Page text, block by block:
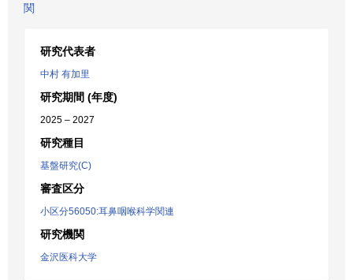
関
研究代表者
中村 有加里
研究期間 (年度)
2025 – 2027
研究種目
基盤研究(C)
審査区分
小区分56050:耳鼻咽喉科学関連
研究機関
金沢医科大学